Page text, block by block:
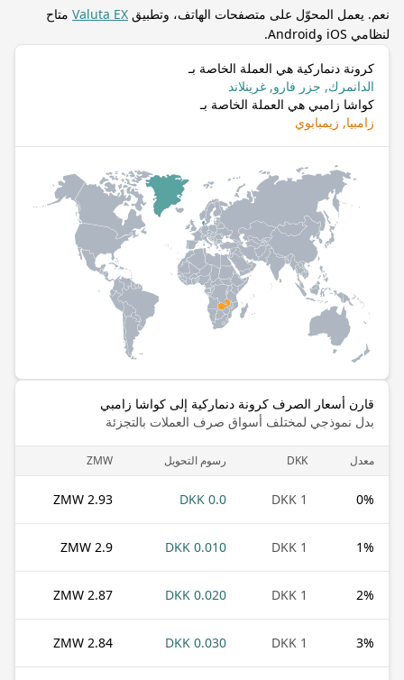
نعم. يعمل المحوّل على متصفحات الهاتف، وتطبيق Valuta EX متاح
لنظامي iOS وAndroid.
كرونة دنماركية هي العملة الخاصة بـ
الدانمرك, جزر فارو, غرينلاند
كواشا زامبي هي العملة الخاصة بـ
زامبيا, زيمبابوي
قارن أسعار الصرف كرونة دنماركية إلى كواشا زامبي
بدل نموذجي لمختلف أسواق صرف العملات بالتجزئة
معدل DKK رسوم التحويل ZMW
0%
1 DKK
0.0 DKK
2.93 ZMW
1%
1 DKK
0.010 DKK
2.9 ZMW
2%
1 DKK
0.020 DKK
2.87 ZMW
3%
1 DKK
0.030 DKK
2.84 ZMW